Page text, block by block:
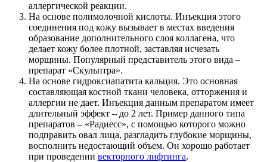
аллергической реакции.
На основе полимолочной кислоты. Инъекция этого
соединения под кожу вызывает в местах введения
образование дополнительного слоя коллагена, что
делает кожу более плотной, заставляя исчезать
морщины. Популярный представитель этого вида –
препарат «Скульптра».
На основе гидроксиапатита кальция. Это основная
составляющая костной ткани человека, отторжения и
аллергии не дает. Инъекция данным препаратом имеет
длительный эффект – до 2 лет. Пример данного типа
препаратов – «Радиесс», с помощью которого можно
подправить овал лица, разгладить глубокие морщины,
восполнить недостающий объем. Он хорошо работает
при проведении векторного лифтинга.